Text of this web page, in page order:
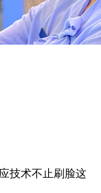
技术不止刷脸这